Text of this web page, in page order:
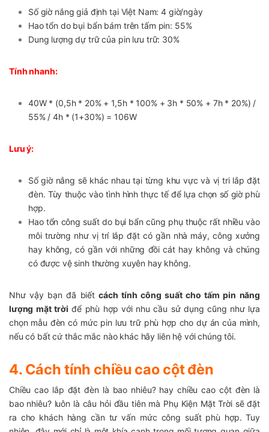
Số giờ nắng giả định tại Việt Nam: 4 giờ/ngày
Hao tổn do bụi bẩn bám trên tấm pin: 55%
Dung lượng dự trữ của pin lưu trữ: 30%
Tính nhanh:
40W * (0,5h * 20% + 1,5h * 100% + 3h * 50% + 7h * 20%) /
55% / 4h * (1+30%) = 106W
Lưu ý:
Số giờ nắng sẽ khác nhau tại từng khu vực và vị tri lắp đặt
đèn. Tùy thuộc vào tình hình thực tế để lựa chọn số giờ phù
hợp.
Hao tổn công suất do bụi bẩn cũng phụ thuộc rất nhiều vào
môi trường như vị trí lắp đặt có gần nhà máy, công xưởng
hay không, có gần với những đồi cát hay không và chúng
có được vệ sinh thường xuyên hay không.
Như vậy bạn đã biết cách tính công suất cho tấm pin năng
lượng mặt trời để phù hợp với nhu cầu sử dụng cũng như lựa
chọn mẫu đèn có mức pin lưu trữ phù hợp cho dự án của mình,
nếu có bất cứ thắc mắc nào khác hãy liên hệ với chúng tôi.
4. Cách tính chiều cao cột đèn
Chiều cao lắp đặt đèn là bao nhiêu? hay chiều cao cột đèn là
bao nhiêu? luôn là câu hỏi đầu tiên mà Phụ Kiện Mặt Trời sẽ đặt
ra cho khách hàng cần tư vấn mức công suất phù hợp. Tuy